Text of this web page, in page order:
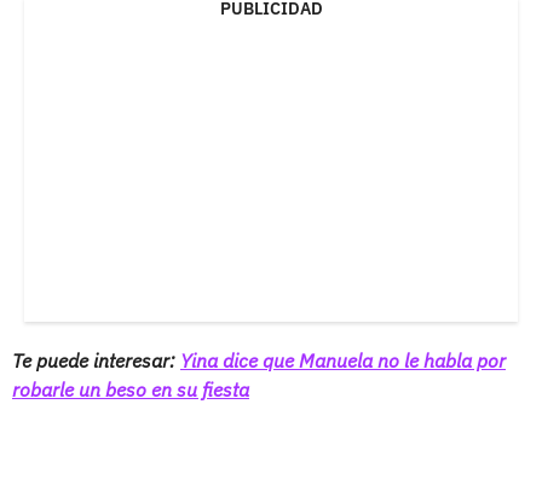
PUBLICIDAD
Te puede interesar: Yina dice que Manuela no le habla por
robarle un beso en su fiesta